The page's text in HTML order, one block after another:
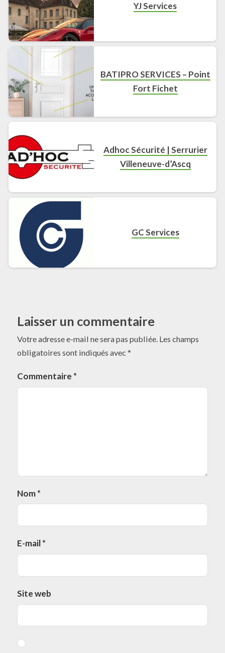
YJ Services
BATIPRO SERVICES – Point
Fort Fichet
Adhoc Sécurité | Serrurier
Villeneuve-d’Ascq
GC Services
Laisser un commentaire
Votre adresse e-mail ne sera pas publiée. Les champs
obligatoires sont indiqués avec *
Commentaire *
Nom*
E-mail*
Site web